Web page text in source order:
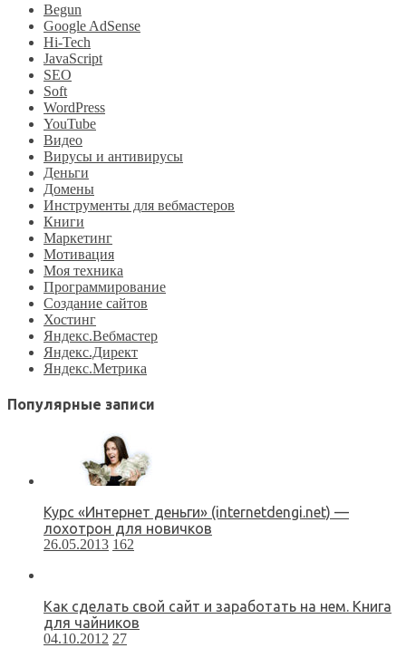
Begun
Google AdSense
Hi-Tech
JavaScript
SEO
Soft
WordPress
YouTube
Видео
Вирусы и антивирусы
Деньги
Домены
Инструменты для вебмастеров
Книги
Маркетинг
Мотивация
Моя техника
Программирование
Создание сайтов
Хостинг
Яндекс.Вебмастер
Яндекс.Директ
Яндекс.Метрика
Популярные записи
Курс «Интернет деньги» (internetdengi.net) —
лохотрон для новичков
26.05.2013 162
Как сделать свой сайт и заработать на нем. Книга
для чайников
04.10.2012 27